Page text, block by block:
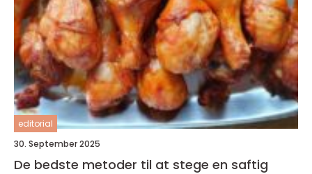
editorial
30. September 2025
De bedste metoder til at stege en saftig